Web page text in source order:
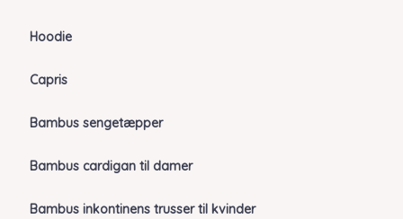
Hoodie
Capris
Bambus sengetæpper
Bambus cardigan til damer
Bambus inkontinens trusser til kvinder